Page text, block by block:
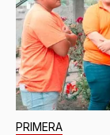
PRIMERA